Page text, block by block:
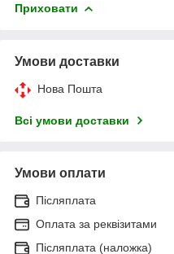
Приховати
Умови доставки
Нова Пошта
Всі умови доставки
Умови оплати
Післяплата
Оплата за реквізитами
Післяплата (наложка)